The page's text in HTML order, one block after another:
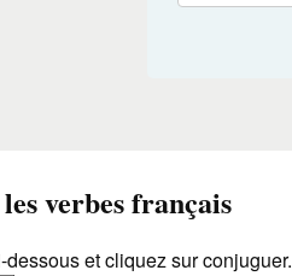
verbes français
et cliquez sur conjuguer.